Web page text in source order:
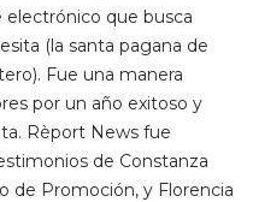
que busca
(la santa pagana de
Fue una manera
por un año exitoso y
Rèport News fue
de Constanza
de Promoción, y Florencia